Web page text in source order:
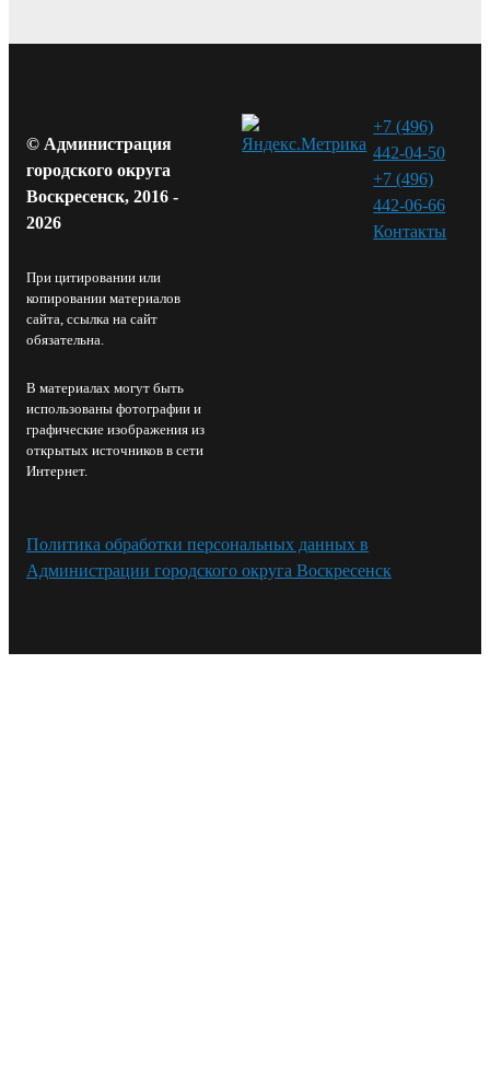
© Администрация
городского округа
Воскресенск, 2016 -
2026
При цитировании или
копировании материалов
сайта, ссылка на сайт
обязательна.
В материалах могут быть
использованы фотографии и
графические изображения из
открытых источников в сети
Интернет.
+7 (496)
442-04-50
+7 (496)
442-06-66
Контакты⁠
Политика обработки персональных данных в
Администрации городского округа Воскресенск